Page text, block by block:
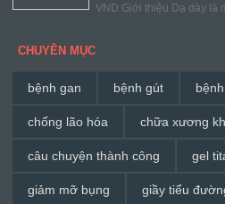
VND Giới thiệu Dạ dày là
CHUYÊN MỤC
bệnh gan bệnh gút
chống lão hóa chữa xương
câu chuyện thành công gel
giảm mỡ bụng giầy tiểu